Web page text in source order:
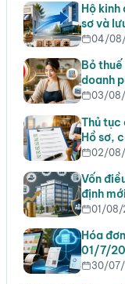
Hộ kinh
sơ và
04/
Bỏ thuế
doanh
03/
Thủ tục
Hồ sơ,
02/
Vốn
định
01/08/
Hóa
01/7/
30/